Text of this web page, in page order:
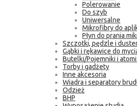
Polerowanie
Do szyb
Uniwersalne
Mikrofibry do
Płyn do prania
Szczotki, pędzle i
Gąbki i rękawice do
Butelki/Pojemniki i
Torby i gadżety
Inne akcesoria
Wiadra i separatory
Odzież
BHP